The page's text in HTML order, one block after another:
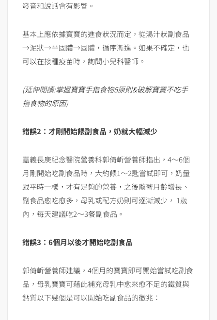
發音和說話會有影響。
基本上應依據寶寶的進食狀況而定，從湯汁狀副食品
→泥狀→半固體→固體，循序漸進。如果不確定，也
可以在接種疫苗時，詢問小兒科醫師。
(延伸閱讀:掌握寶寶手指食物5原則&破解寶寶不吃手
指食物的原因)
錯誤2：才剛開始餵副食品，奶就大幅減少
嘉義長庚紀念醫院營養科郭倚岓營養師指出，4～6個
月剛開始吃副食品時，大約餵1～2匙嘗試即可，奶量
跟平時一樣，才有足夠的營養，之後隨著月齡增長、
副食品愈吃愈多，母乳或配方奶則可逐漸減少， 1歲
內，每天建議吃2～3餐副食品。
錯誤3：6個月以後才開始吃副食品
郭倚岓營養師建議，4個月的寶寶即可開始嘗試吃副食
品，母乳寶寶可藉此補充母乳中愈來愈不足的鐵質與
鈣質以下幾個是可以開始吃副食品的徵兆：